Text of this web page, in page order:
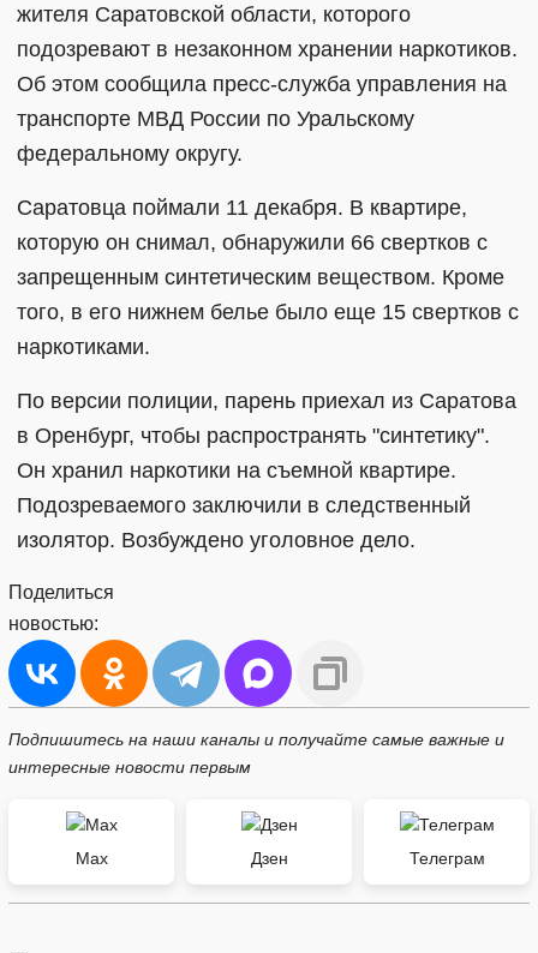
жителя Саратовской области, которого
подозревают в незаконном хранении наркотиков.
Об этом сообщила пресс-служба управления на
транспорте МВД России по Уральскому
федеральному округу.
Саратовца поймали 11 декабря. В квартире,
которую он снимал, обнаружили 66 свертков с
запрещенным синтетическим веществом. Кроме
того, в его нижнем белье было еще 15 свертков с
наркотиками.
По версии полиции, парень приехал из Саратова
в Оренбург, чтобы распространять "синтетику".
Он хранил наркотики на съемной квартире.
Подозреваемого заключили в следственный
изолятор. Возбуждено уголовное дело.
Поделиться
новостью:
Подпишитесь на наши каналы и получайте самые важные и
интересные новости первым
Max Дзен Телеграм